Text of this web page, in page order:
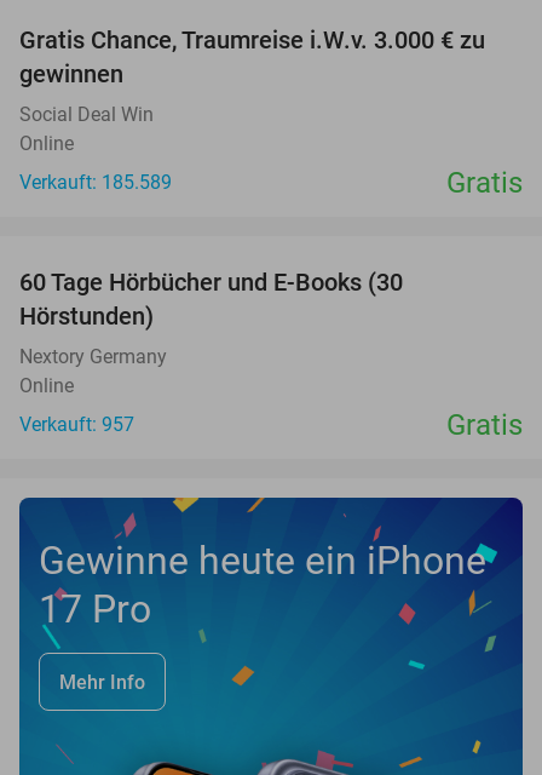
Gratis Chance, Traumreise i.W.v. 3.000 € zu
gewinnen
Social Deal Win
Online
Verkauft: 185.589
Gratis
60 Tage Hörbücher und E-Books (30
Hörstunden)
Nextory Germany
Online
Verkauft: 957
Gratis
Gewinne heute ein iPhone
17 Pro
Mehr Info